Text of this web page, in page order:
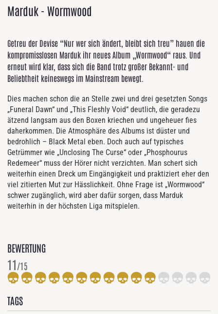
Marduk - Wormwood
Getreu der Devise “Nur wer sich ändert, bleibt sich treu” hauen die
kompromisslosen Marduk ihr neues Album „Wormwood“ raus. Und
erneut wird klar, dass sich die Band trotz großer Bekannt- und
Beliebtheit keineswegs im Mainstream bewegt.
Dies machen schon die an Stelle zwei und drei gesetzten Songs
„Funeral Dawn“ und „This Fleshly Void“ deutlich, die geradezu
ätzend langsam aus den Boxen kriechen und ungeheuer fies
daherkommen. Die Atmosphäre des Albums ist düster und
bedrohlich – Black Metal eben. Doch auch auf typisches
Getrümmer wie „Unclosing The Curse“ oder „Phosphourus
Redemeer“ muss der Hörer nicht verzichten. Man schert sich
weiterhin einen Dreck um Eingängigkeit und praktiziert eher den
viel zitierten Mut zur Hässlichkeit. Ohne Frage ist „Wormwood“
schwer zugänglich, wird aber dafür sorgen, dass Marduk
weiterhin in der höchsten Liga mitspielen.
BEWERTUNG
11/15
TAGS